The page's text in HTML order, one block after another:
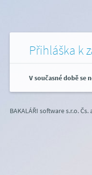
Přihláška k
V současné době se
BAKALÁŘI software s.r.o.Čs.